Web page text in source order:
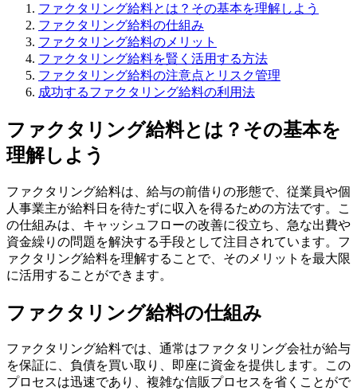
ファクタリング給料とは？その基本を理解しよう
ファクタリング給料の仕組み
ファクタリング給料のメリット
ファクタリング給料を賢く活用する方法
ファクタリング給料の注意点とリスク管理
成功するファクタリング給料の利用法
ファクタリング給料とは？その基本を
理解しよう
ファクタリング給料は、給与の前借りの形態で、従業員や個
人事業主が給料日を待たずに収入を得るための方法です。こ
の仕組みは、キャッシュフローの改善に役立ち、急な出費や
資金繰りの問題を解決する手段として注目されています。フ
ァクタリング給料を理解することで、そのメリットを最大限
に活用することができます。
ファクタリング給料の仕組み
ファクタリング給料では、通常はファクタリング会社が給与
を保証に、負債を買い取り、即座に資金を提供します。この
プロセスは迅速であり、複雑な信販プロセスを省くことがで